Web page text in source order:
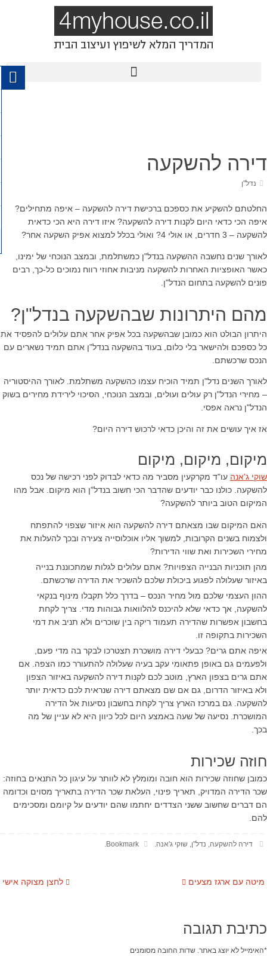
דירה להשקעה
נדל"ן
החלטתם להשקיע את כספכם ברכישת דירה להשקעה – איפה מתחילים?
איפה הכי כדאי היום לקנות דירה להשקעה? איזו דירה היא הכי כדאית
להשקעה – 3 חדרים, או אולי 4? ואולי בכלל למצוא אפיק השקעה אחר?
לאורך שנים נחשבה ההשקעה בנדל"ן כמשתלמת, ובמצב הנוכחי של ימינו,
כאשר האופציות האחרות להשקעה מניבות אחוזי רווח נמוכים כל-כך, רבים
פונים להשקעה בתחום הנדל"ן.
מהם היתרונות שבהשקעה בנדל"ן?
היתרון הבולט הוא כמובן שבהשקעה בכל אפיק אחר אתם עלולים להפסיד את
כל כספכם ולהישאר בלי כלום, בעוד בהשקעה בנדל"ן אתם תמיד נשארים עם
הנכס שרכשתם.
לאורך השנים נדל"ן תמיד הוכיח עצמו כהשקעה משתלמת. לאורך ההיסטוריה
– מחירי הנדל"ן רק עולים ועולים, ובמצב הנוכחי, הסיכוי לירידת מחירים בשוק
הנדל"ן נראה אפסי.
אז איך עושים את זה והיכן כדאי לרכוש דירה היום?
מיקום, מיקום, מיקום
שוקי ג'אנה עו"ד מקרקעין מסביר מה כדאי לבדוק לפני רכישה של נכס
להשקעה. כולנו כבר יודעים שהדבר הכי חשוב בנדל"ן הוא מיקום. אבל מהו
המיקום הטוב ביותר להשקעה?
האם המיקום שבו מצאתם דירה להשקעה הוא איזור שצפוי להתפתח
ולצמוח בשנים הקרובות, למשוך אליו אוכלוסייה צעירה ובכך להעלות את
מחירי השכירות ואת שווי הדירות?
מהן תוכניות הבנייה הצפויות? אתם עלולים לגלות שמתכוננת בנייה
באיזור שעלולה לפגוע ביכולת שלכם להשכיר את הדירה שרכשתם.
ההון העצמי שלכם מול מחיר הנכס – בדרך כלל תקבלו מינוף בנקאי
להשקעה, אך כדאי שלא להיכנס להלוואות גבוהות מדי. צריך לקחת
בחשבון אפשרות שהדירה תעמוד ריקה בין שוכרים ולא תניב את דמי
השכירות בתקופה זו.
איפה אתם גרים? כבעלי דירה מושכרת תצטרכו לבקר בה מדי פעם,
ולפעמים גם באופן פתאומי עקב בעיה שעלולה להתעורר כמו הצפה. אם
אתם גרים בצפון הארץ, מוטב לכם לקנות דירה להשקעה באיזור הצפון
ולא באיזור הדרום, גם אם שם מצאתם דירה שנראית לכם כדאית יותר
להשקעה. גם במרכז הארץ צריך לקחת בחשבון נסיעות אל הדירה
המושכרת. נסיעה של שעה באמצע היום לכל כיוון היא לא עניין של מה
בכך.
חוזה שכירות
כמובן שחוזה שכירות הוא חובה ומומלץ לא לוותר על עיגון כל התנאים בחוזה:
שכר הדירה המדויק, תאריך פינוי, העלאת שכר הדירה בתאריך מסוים וכדומה
הם דברים שחשוב ששני הצדדים יחתמו שהם יודעים על קיומם ומסכימים
להם.
דירה להשקעה נדל"ן שוקי ג'אנה Bookmark
לחצן מצוקה אישי מיטה עם ארגז מצעים
כתיבת תגובה
האימייל לא יוצג באתר. שדות החובה מסומנים *